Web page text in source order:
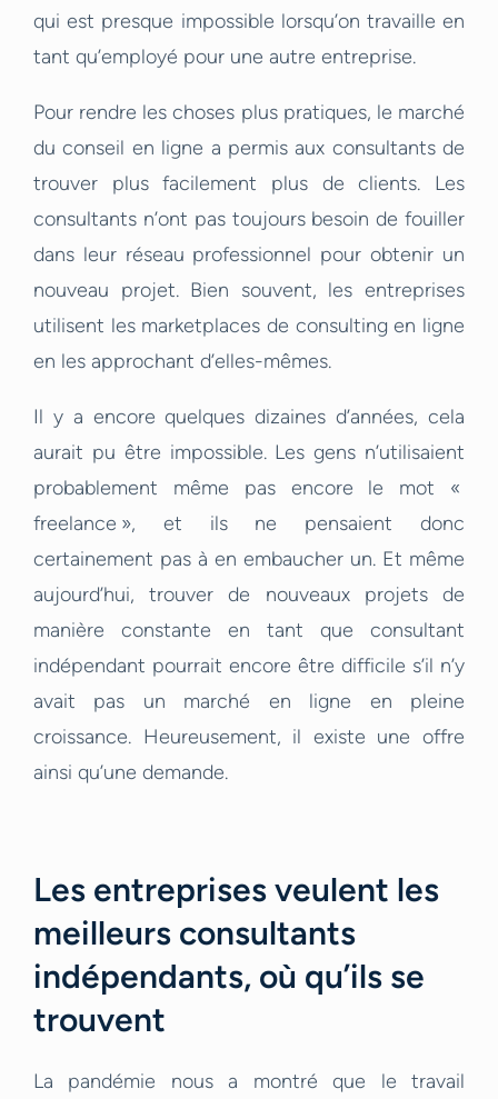
qui est presque impossible lorsqu’on travaille en
tant qu’employé pour une autre entreprise.
Pour rendre les choses plus pratiques, le marché
du conseil en ligne a permis aux consultants de
trouver plus facilement plus de clients. Les
consultants n’ont pas toujours besoin de fouiller
dans leur réseau professionnel pour obtenir un
nouveau projet. Bien souvent, les entreprises
utilisent les marketplaces de consulting en ligne
en les approchant d’elles-mêmes.
Il y a encore quelques dizaines d’années, cela
aurait pu être impossible. Les gens n’utilisaient
probablement même pas encore le mot «
freelance », et ils ne pensaient donc
certainement pas à en embaucher un. Et même
aujourd’hui, trouver de nouveaux projets de
manière constante en tant que consultant
indépendant pourrait encore être difficile s’il n’y
avait pas un marché en ligne en pleine
croissance. Heureusement, il existe une offre
ainsi qu’une demande.
Les entreprises veulent les
meilleurs consultants
indépendants, où qu’ils se
trouvent
La pandémie nous a montré que le travail